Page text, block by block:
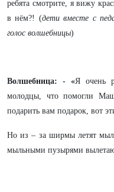
ребята смотрите, я вижу
в нём?! (дети вместе с
голос волшебницы)
Волшебница: - «Я очень
молодцы, что помогли
подарить вам подарок, вот
Но из – за ширмы летят
мыльными пузырями